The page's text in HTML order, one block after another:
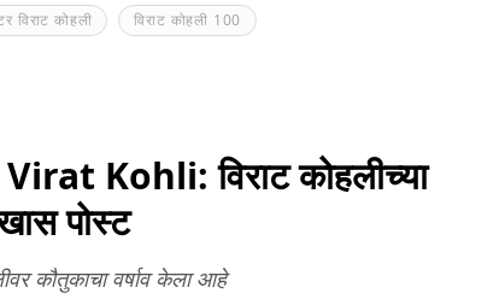
विराट कोहली विराट कोहली 100
Kohli: विराट कोहलीच्या
पोस्ट
कौतुकाचा वर्षाव केला आहे